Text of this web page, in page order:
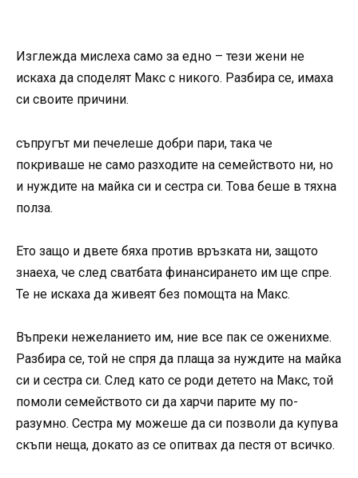
Изглежда мислеха само за едно – тези жени не
искаха да споделят Макс с никого. Разбира се, имаха
си своите причини.
съпругът ми печелеше добри пари, така че
покриваше не само разходите на семейството ни, но
и нуждите на майка си и сестра си. Това беше в тяхна
полза.
Ето защо и двете бяха против връзката ни, защото
знаеха, че след сватбата финансирането им ще спре.
Те не искаха да живеят без помощта на Макс.
Въпреки нежеланието им, ние все пак се оженихме.
Разбира се, той не спря да плаща за нуждите на майка
си и сестра си. След като се роди детето на Макс, той
помоли семейството си да харчи парите му по-
разумно. Сестра му можеше да си позволи да купува
скъпи неща, докато аз се опитвах да пестя от всичко.